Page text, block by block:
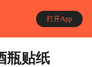
打开App
瓶贴纸